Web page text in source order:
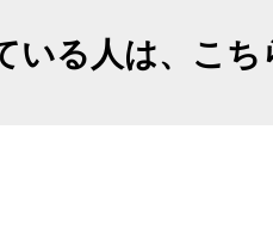
いる人は、こ